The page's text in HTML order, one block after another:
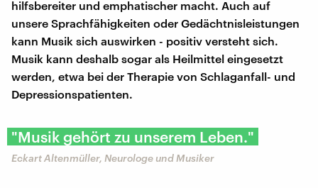
hilfsbereiter und emphatischer macht. Auch auf
unsere Sprachfähigkeiten oder Gedächtnisleistungen
kann Musik sich auswirken - positiv versteht sich.
Musik kann deshalb sogar als Heilmittel eingesetzt
werden, etwa bei der Therapie von Schlaganfall- und
Depressionspatienten.
"Musik gehört zu unserem Leben."
Eckart Altenmüller, Neurologe und Musiker